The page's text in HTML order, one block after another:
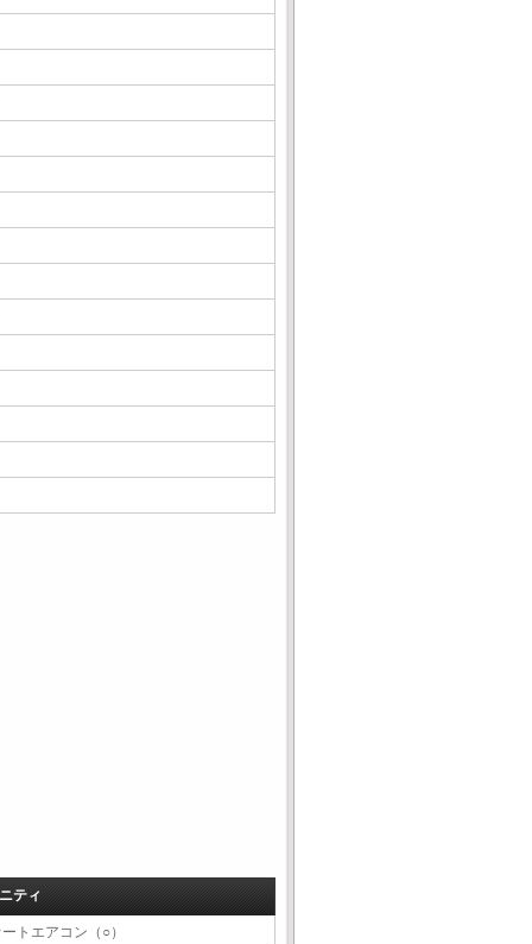
ティ
ートエアコン（○）